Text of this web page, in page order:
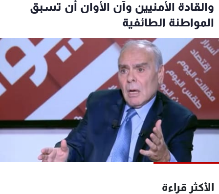
والقادة الأمنيين وآن الأوان أن تسبق
المواطنة الطائفية
الأكثر قراءة
إقتصاد فن
منوعات رياضة
كأس العالم
البرامج
جدول البرامج
شاهد البرامج
الترددات
الإنـتـاج